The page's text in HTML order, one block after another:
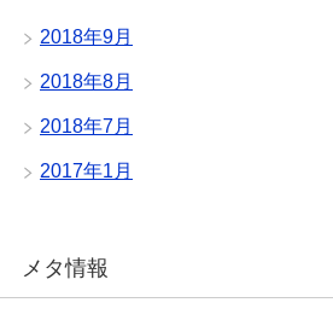
2018年9月
2018年8月
2018年7月
2017年1月
メタ情報